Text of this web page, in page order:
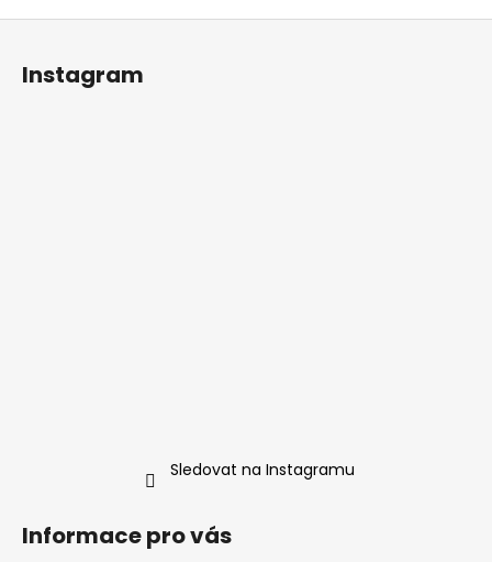
Z
Instagram
Sledovat na Instagramu
Informace pro vás